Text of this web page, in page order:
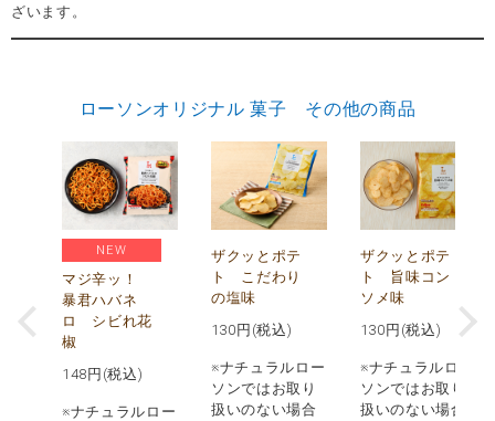
ざいます。
ローソンオリジナル 菓子 その他の商品
NEW
マジ辛ッ！
暴君ハバネ
ロ シビれ花
椒
148 円(税込)
※ナチュラルロー
ザクッとポテ
ト こだわり
の塩味
130 円(税込)
※ナチュラルロー
ソンではお取り
扱いのない場合
ザクッとポテ
ト 旨味コン
ソメ味
130 円(税込)
※ナチュラルロー
ソンではお取り
扱いのない場合